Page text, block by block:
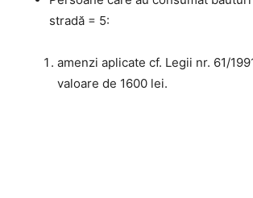
stradă = 5:
amenzi aplicate cf. Legii nr. 61/
valoare de 1600 lei.